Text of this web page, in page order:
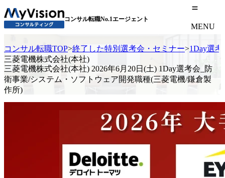
コンサル転職No.1エージェント
MENU
コンサル転職TOP>終了した特別選考会・セミナー>1Day選考
三菱電機株式会社(本社)
三菱電機株式会社(本社) 2026年6月20日(土) 1Day選考会_防
衛事業/システム・ソフトウェア開発職種(三菱電機/鎌倉製
作所)